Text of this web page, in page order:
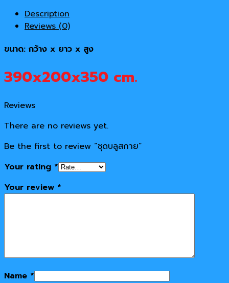
Description
Reviews (0)
ขนาด: กว้าง x ยาว x สูง
390x200x350 cm.
Reviews
There are no reviews yet.
Be the first to review “ชุดบลูสกาย”
Your rating *
Your review *
Name *